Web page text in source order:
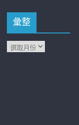
彙整